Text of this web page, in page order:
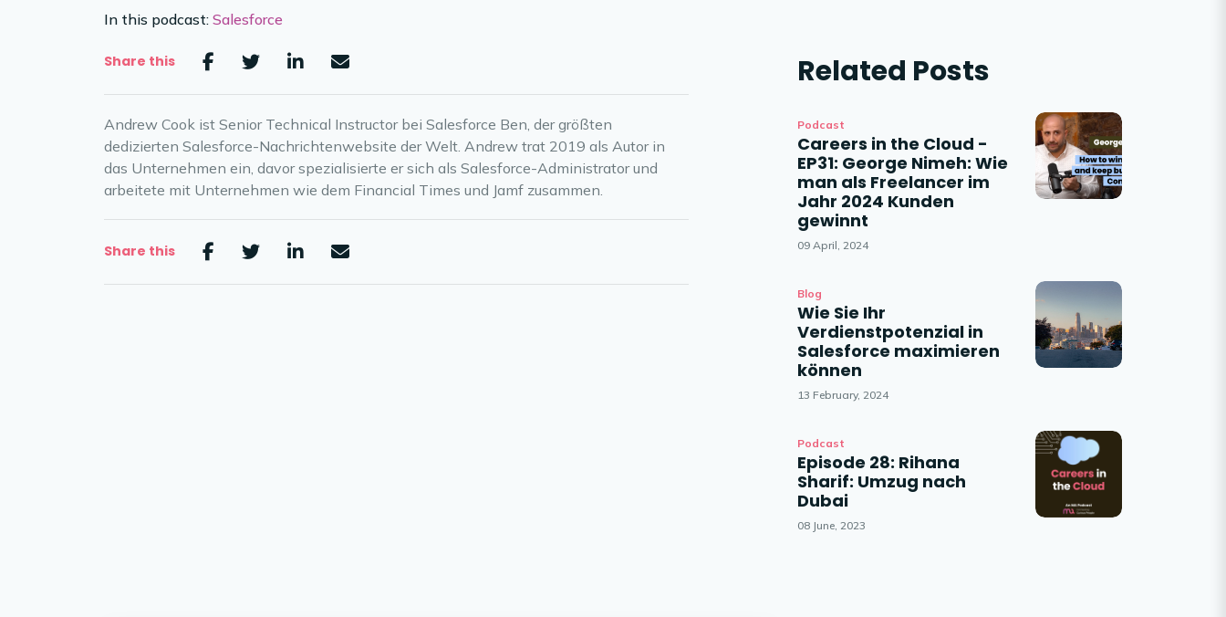
In this podcast: Salesforce
Share this
Andrew Cook ist Senior Technical Instructor bei Salesforce Ben, der größten
dedizierten Salesforce-Nachrichtenwebsite der Welt. Andrew trat 2019 als Autor in
das Unternehmen ein, davor spezialisierte er sich als Salesforce-Administrator und
arbeitete mit Unternehmen wie dem Financial Times und Jamf zusammen.
Share this
Related Posts
Podcast
Careers in the Cloud -
EP31: George Nimeh: Wie
man als Freelancer im
Jahr 2024 Kunden
gewinnt
09 April, 2024
Blog
Wie Sie Ihr
Verdienstpotenzial in
Salesforce maximieren
können
13 February, 2024
Podcast
Episode 28: Rihana
Sharif: Umzug nach
Dubai
08 June, 2023